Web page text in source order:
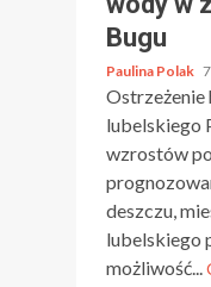
Bugu
Paulina Polak
Ostrzeżenie
lubelskiego
wzrostów
deszczu,
lubelskiego
możliwość...